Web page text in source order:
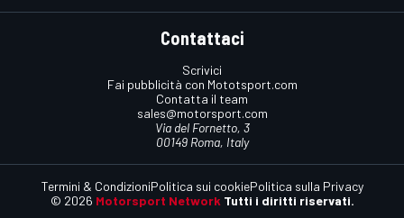
Contattaci
Scrivici
Fai pubblicità con Mototsport.com
Contatta il team
sales@motorsport.com
Via del Fornetto, 3
00149 Roma, Italy
© 2026 Motorsport Network Tutti i diritti riservati.
Termini & CondizioniPolitica sui cookiePolitica sulla Privacy